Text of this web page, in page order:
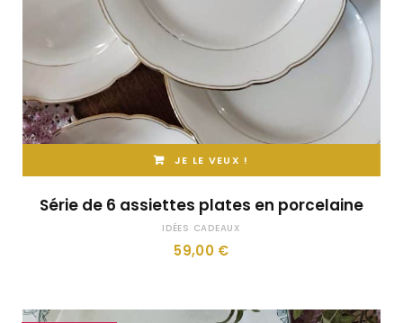
JE LE VEUX !
Série de 6 assiettes plates en porcelaine
IDÉES CADEAUX
59,00 €